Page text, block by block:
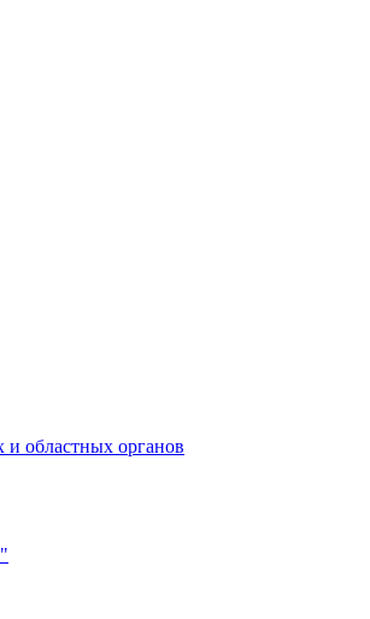
и областных органов